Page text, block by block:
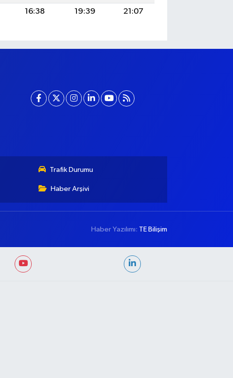
16:38 19:39 21:07
Trafik Durumu
Haber Arşivi
Haber Yazılımı: TE Bilişim